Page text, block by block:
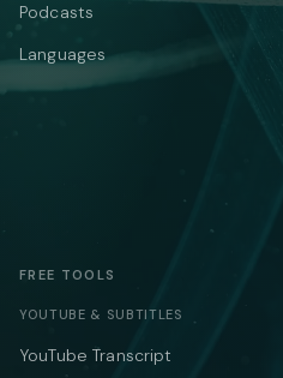
Podcasts
Languages
FREE TOOLS
YOUTUBE & SUBTITLES
YouTube Transcript